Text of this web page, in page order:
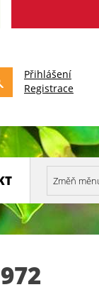
Přihlášení
Registrace